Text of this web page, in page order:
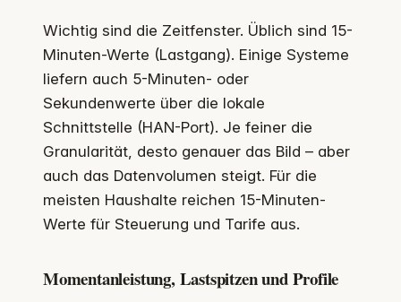
Wichtig sind die Zeitfenster. Üblich sind 15-
Minuten-Werte (Lastgang). Einige Systeme
liefern auch 5-Minuten- oder
Sekundenwerte über die lokale
Schnittstelle (HAN-Port). Je feiner die
Granularität, desto genauer das Bild – aber
auch das Datenvolumen steigt. Für die
meisten Haushalte reichen 15-Minuten-
Werte für Steuerung und Tarife aus.
Momentanleistung, Lastspitzen und Profile